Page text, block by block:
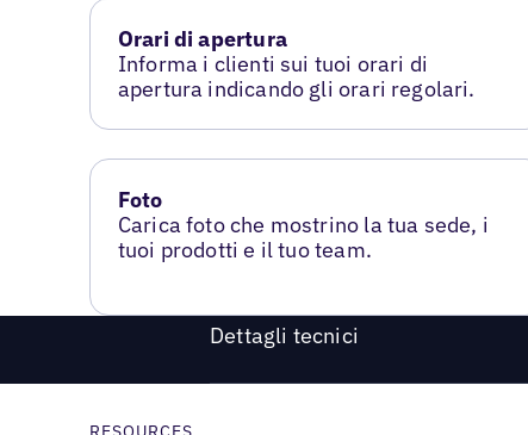
Orari di apertura
Informa i clienti sui tuoi orari di
apertura indicando gli orari regolari.
Foto
Carica foto che mostrino la tua sede, i
tuoi prodotti e il tuo team.
Dettagli tecnici